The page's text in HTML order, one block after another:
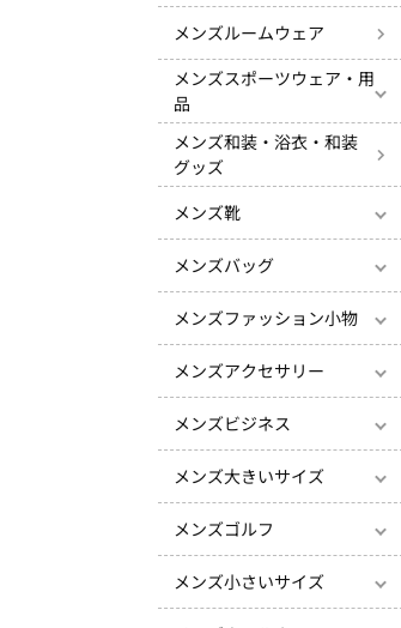
メンズルームウェア
メンズスポーツウェア・用
品
メンズ和装・浴衣・和装
グッズ
メンズ靴
メンズバッグ
メンズファッション小物
メンズアクセサリー
メンズビジネス
メンズ大きいサイズ
メンズゴルフ
メンズ小さいサイズ